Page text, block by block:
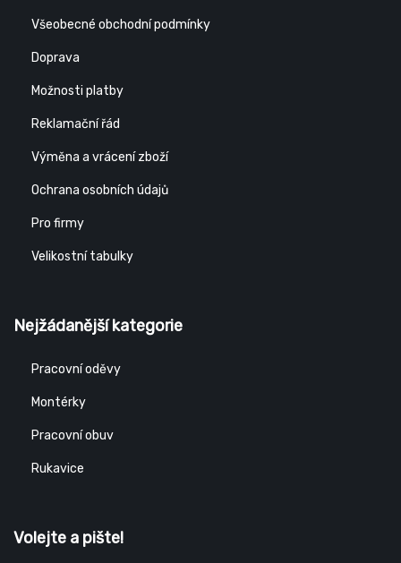
Všeobecné obchodní podmínky
Doprava
Možnosti platby
Reklamační řád
Výměna a vrácení zboží
Ochrana osobních údajů
Pro firmy
Velikostní tabulky
Nejžádanější kategorie
Pracovní oděvy
Montérky
Pracovní obuv
Rukavice
Volejte a pište!